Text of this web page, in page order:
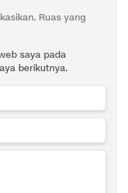
Ruas yang
saya pada
berikutnya.